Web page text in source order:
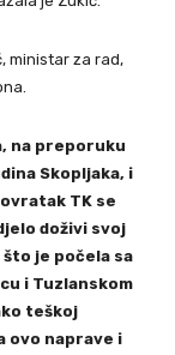
ministar za rad,
na preporuku
Skopljaka, i
TK se
doživi svoj
je počela sa
i Tuzlanskom
teškoj
ovo naprave i